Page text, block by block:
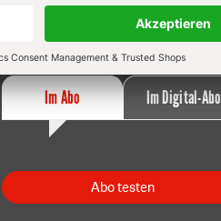
inkl. MwSt., zzgl. 9,10 € Versand (D)
Im Abo Im Digital-Abo
Abo testen